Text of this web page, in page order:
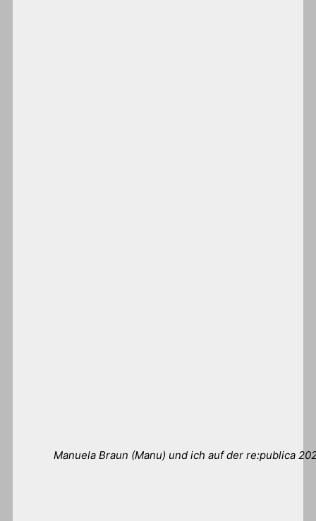
Manuela Braun (Manu) und ich auf der re:publica